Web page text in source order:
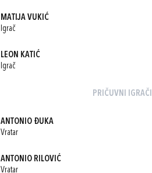
MATIJA VUKIĆ
Igrač
LEON KATIĆ
Igrač
PRIČUVNI IGRAČI
ANTONIO ĐUKA
Vratar
ANTONIO RILOVIĆ
Vratar